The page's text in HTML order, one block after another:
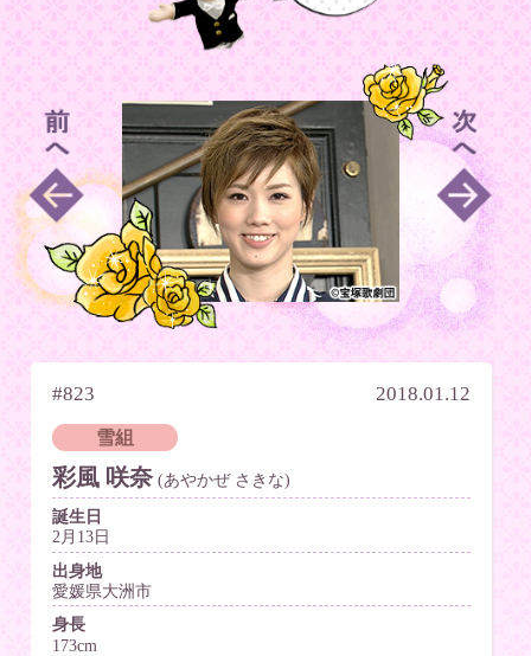
#823 2018.01.12
雪組
彩風 咲奈 (あやかぜ さきな)
誕生日
2月13日
出身地
愛媛県大洲市
身長
173cm